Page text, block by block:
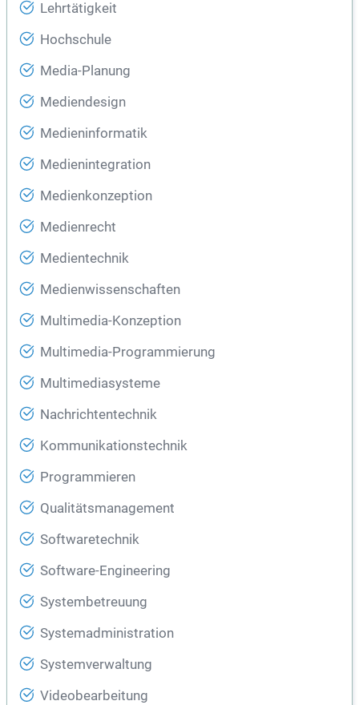
Lehrtätigkeit
Hochschule
Media-Planung
Mediendesign
Medieninformatik
Medienintegration
Medienkonzeption
Medienrecht
Medientechnik
Medienwissenschaften
Multimedia-Konzeption
Multimedia-Programmierung
Multimediasysteme
Nachrichtentechnik
Kommunikationstechnik
Programmieren
Qualitätsmanagement
Softwaretechnik
Software-Engineering
Systembetreuung
Systemadministration
Systemverwaltung
Videobearbeitung